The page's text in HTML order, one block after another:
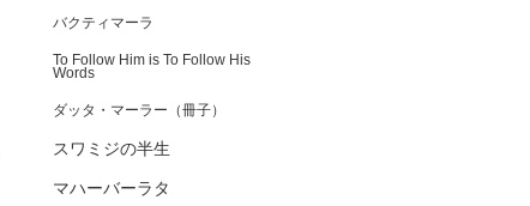
バクティマーラ
To Follow Him is To Follow His
Words
ダッタ・マーラー（冊子）
スワミジの半生
マハーバーラタ